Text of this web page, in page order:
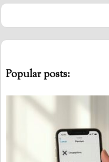
Popular posts: